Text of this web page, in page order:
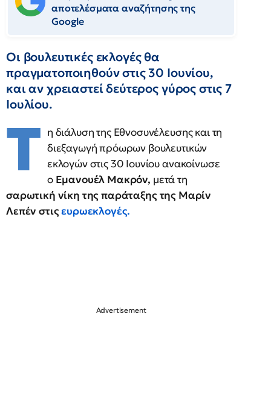
αποτελέσματα αναζήτησης της
Google
Οι βουλευτικές εκλογές θα
πραγματοποιηθούν στις 30 Ιουνίου,
και αν χρειαστεί δεύτερος γύρος στις 7
Ιουλίου.
Τ η διάλυση της Εθνοσυνέλευσης και τη
διεξαγωγή πρόωρων βουλευτικών
εκλογών στις 30 Ιουνίου ανακοίνωσε
ο Εμανουέλ Μακρόν, μετά τη
σαρωτική νίκη της παράταξης της Μαρίν
Λεπέν στιςευρωεκλογές.